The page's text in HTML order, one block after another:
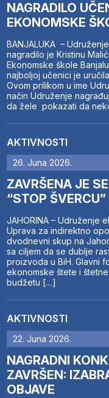
NAGRADILO
EKONOMSKE
BANJALUKA –
nagradilo je Kristinu
Ekonomske škole
najboljoj učenici je
Ovom prilikom u ime
način Udruženje
da žele pokazati da
AKTIVNOSTI
26. Juna 2026.
ZAVRŠENA JE
“STOP ŠVERCU”
JAHORINA – Udruženje
Uprava za indirektno
dvodnevni skup na
sa ciljem da se dublje
proizvoda u BiH. Glavni
ekonomske štete i
budžetu […]
AKTIVNOSTI
22. Juna 2026.
NAGRADNI
ZAVRŠEN:
OBJAVE